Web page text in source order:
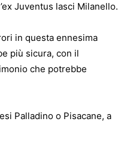
Juventus lasci Milanello.
in questa ennesima
più sicura, con il
che potrebbe
Palladino o Pisacane, a